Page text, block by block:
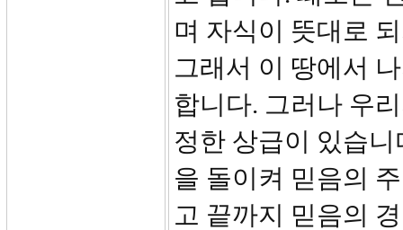
며 자식이 뜻대로
그래서 이 땅에서
합니다. 그러나 우
정한 상급이 있습
을 돌이켜 믿음의
고 끝까지 믿음의